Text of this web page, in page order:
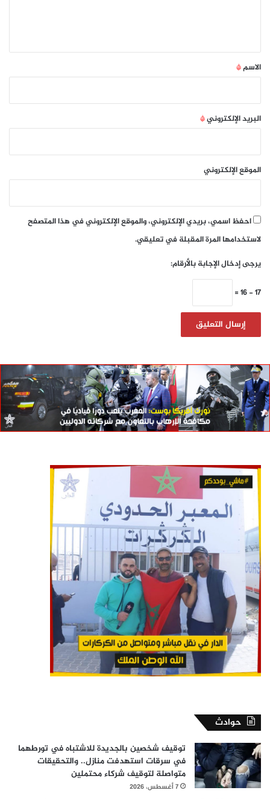
*
الاسم*
البريد الإلكتروني*
الموقع الإلكتروني
احفظ اسمي، بريدي الإلكتروني، والموقع الإلكتروني في هذا المتصفح
لاستخدامها المرة المقبلة في تعليقي.
يرجى إدخال الإجابة بالأرقام:
17 − 16 =
حوادث
توقيف شخصين بالجديدة للاشتباه في تورطهما
في سرقات استهدفت منازل.. والتحقيقات
متواصلة لتوقيف شركاء محتملين
7 أغسطس، 2026